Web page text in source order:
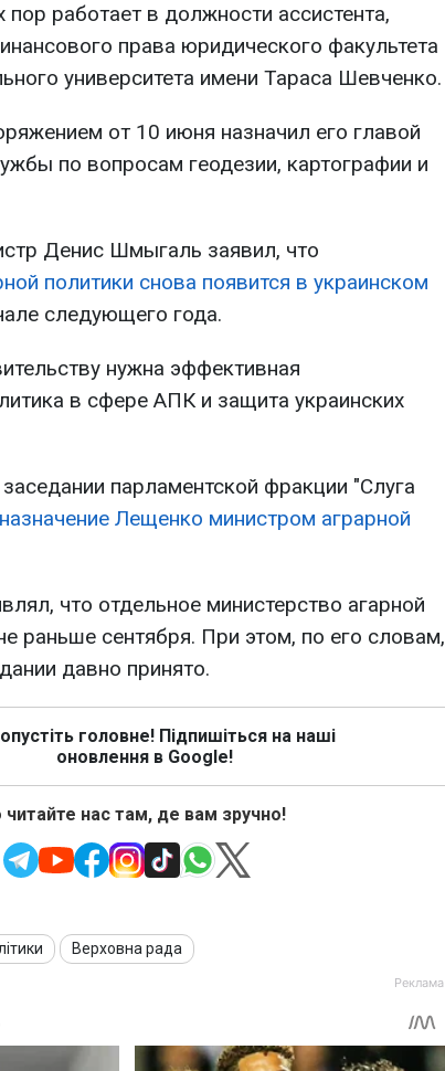
работает в должности ассистента,
права юридического факультета
университета имени Тараса Шевченко.
от 10 июня назначил его главой
по вопросам геодезии, картографии и
Денис Шмыгаль заявил, что
политики снова появится в украинском
следующего года.
нужна эффективная
в сфере АПК и защита украинских
парламентской фракции "Слуга
назначение Лещенко министром аграрной
что отдельное министерство агарной
раньше сентября. При этом, по его словам,
давно принято.
головне! Підпишіться на наші
оновлення в Google!
нас там, де вам зручно!
Верховна рада